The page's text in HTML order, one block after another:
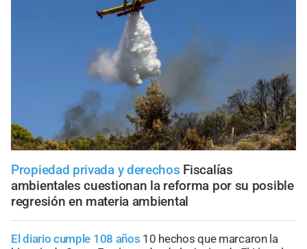
Propiedad privada y derechos Fiscalías
ambientales cuestionan la reforma por su posible
regresión en materia ambiental
El diario cumple 108 años 10 hechos que marcaron la